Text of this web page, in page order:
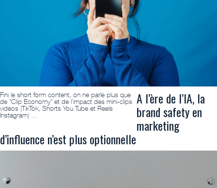
Fini le short form content, on ne parle plus que
de “Clip Economy” et de l’impact des mini-clips
vidéos (TikTok, Shorts You Tube et Reels
Instagram) …
A l’ère de l’IA, la
brand safety en
marketing
d’influence n’est plus optionnelle